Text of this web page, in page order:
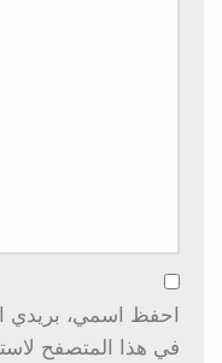
احفظ اسمي، بريدي
في هذا المتصفح